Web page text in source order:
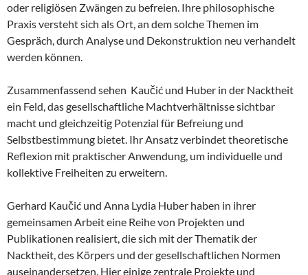
oder religiösen Zwängen zu befreien. Ihre philosophische
Praxis versteht sich als Ort, an dem solche Themen im
Gespräch, durch Analyse und Dekonstruktion neu verhandelt
werden können.
Zusammenfassend sehen Kaučić und Huber in der Nacktheit
ein Feld, das gesellschaftliche Machtverhältnisse sichtbar
macht und gleichzeitig Potenzial für Befreiung und
Selbstbestimmung bietet. Ihr Ansatz verbindet theoretische
Reflexion mit praktischer Anwendung, um individuelle und
kollektive Freiheiten zu erweitern.
Gerhard Kaučić und Anna Lydia Huber haben in ihrer
gemeinsamen Arbeit eine Reihe von Projekten und
Publikationen realisiert, die sich mit der Thematik der
Nacktheit, des Körpers und der gesellschaftlichen Normen
auseinandersetzen. Hier einige zentrale Projekte und